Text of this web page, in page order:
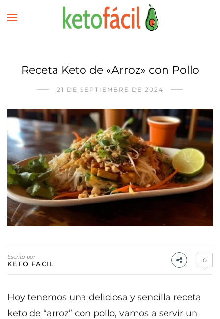
Receta Keto de «Arroz» con Pollo
21 DE SEPTIEMBRE DE 2024
Escrito por
KETO FÁCIL 0
Hoy tenemos una deliciosa y sencilla receta
keto de “arroz” con pollo, vamos a servir un